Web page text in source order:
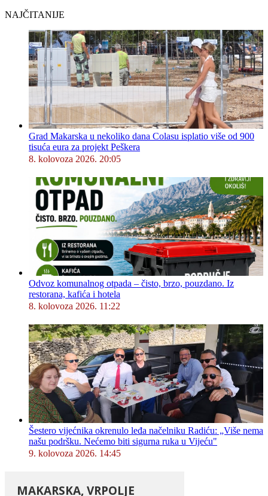
NAJČITANIJE
Grad Makarska u nekoliko dana Colasu isplatio više od 900
tisuća eura za projekt Peškera
8. kolovoza 2026. 20:05
Odvoz komunalnog otpada – čisto, brzo, pouzdano. Iz
restorana, kafića i hotela
8. kolovoza 2026. 11:22
Šestero vijećnika okrenulo leđa načelniku Radiću: „Više nema
našu podršku. Nećemo biti sigurna ruka u Vijeću"
9. kolovoza 2026. 14:45